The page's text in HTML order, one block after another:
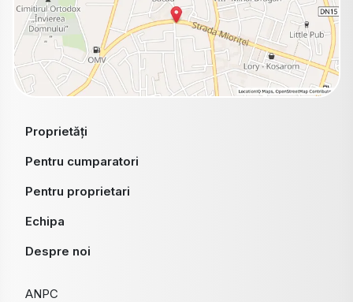
Proprietăți
Pentru cumparatori
Pentru proprietari
Echipa
Despre noi
ANPC